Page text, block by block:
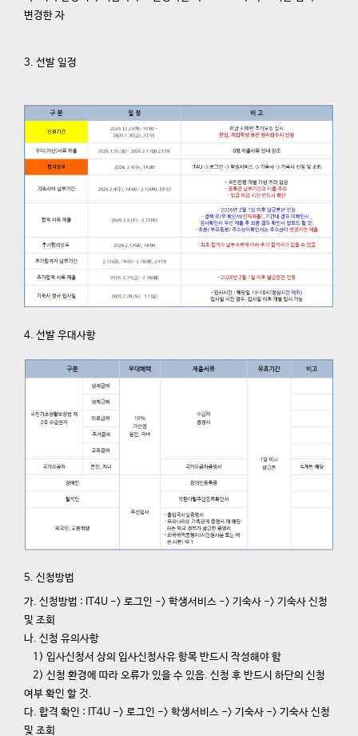
변경한 자
3. 선발 일정
4. 선발 우대사항
5. 신청방법
가. 신청방법 : IT4U -> 로그인 -> 학생서비스 -> 기숙사 -> 기숙사 신청
및 조회
나. 신청 유의사항
1) 입사신청서 상의 입사신청사유 항목 반드시 작성해야 함
2) 신청 환경에 따라 오류가 있을 수 있음. 신청 후 반드시 하단의 신청
여부 확인 할 것.
다. 합격 확인 : IT4U -> 로그인 -> 학생서비스 -> 기숙사 -> 기숙사 신청
및 조회